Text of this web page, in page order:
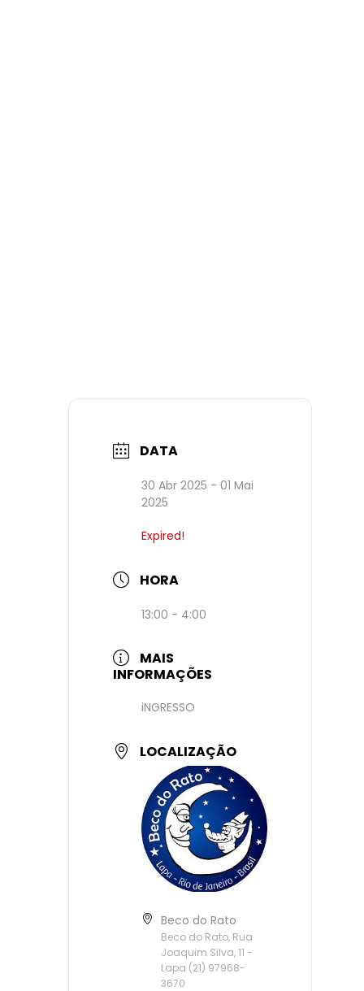
DATA
30 Abr 2025 - 01 Mai
2025
Expired!
HORA
13:00 - 4:00
MAIS
INFORMAÇÕES
iNGRESSO
LOCALIZAÇÃO
Beco do Rato
Beco do Rato, Rua
Joaquim Silva, 11 -
Lapa (21) 97968-
3670